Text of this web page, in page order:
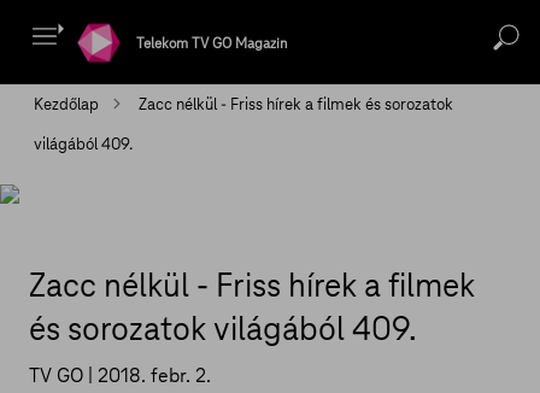
Telekom TV GO Magazin
Kezdőlap
Zacc nélkül - Friss hírek a filmek és sorozatok
világából 409.
Zacc nélkül - Friss hírek a filmek
és sorozatok világából 409.
TV GO | 2018. febr. 2.